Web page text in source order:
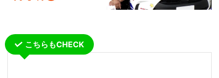
こちらもCHECK